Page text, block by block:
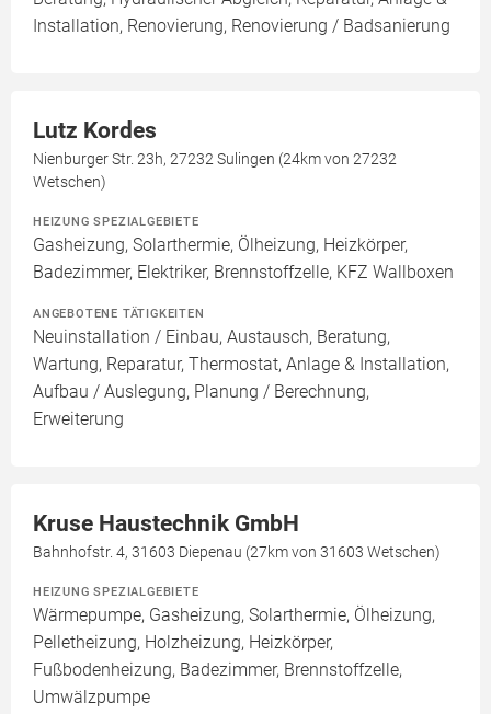
Installation, Renovierung, Renovierung / Badsanierung
Lutz Kordes
Nienburger Str. 23h, 27232 Sulingen (24km von 27232
Wetschen)
HEIZUNG SPEZIALGEBIETE
Gasheizung, Solarthermie, Ölheizung, Heizkörper,
Badezimmer, Elektriker, Brennstoffzelle, KFZ Wallboxen
ANGEBOTENE TÄTIGKEITEN
Neuinstallation / Einbau, Austausch, Beratung,
Wartung, Reparatur, Thermostat, Anlage & Installation,
Aufbau / Auslegung, Planung / Berechnung,
Erweiterung
Kruse Haustechnik GmbH
Bahnhofstr. 4, 31603 Diepenau (27km von 31603 Wetschen)
HEIZUNG SPEZIALGEBIETE
Wärmepumpe, Gasheizung, Solarthermie, Ölheizung,
Pelletheizung, Holzheizung, Heizkörper,
Fußbodenheizung, Badezimmer, Brennstoffzelle,
Umwälzpumpe